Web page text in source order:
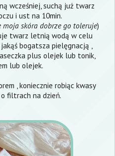
wcześniej, suchą już twarz
i ust na 10min.
moja skóra dobrze go toleruje)
twarz letnią wodą w celu
bogatsza pielęgnacją ,
plus olejek lub tonik,
lub olejek.
, koniecznie robiąc kwasy
filtrach na dzień.